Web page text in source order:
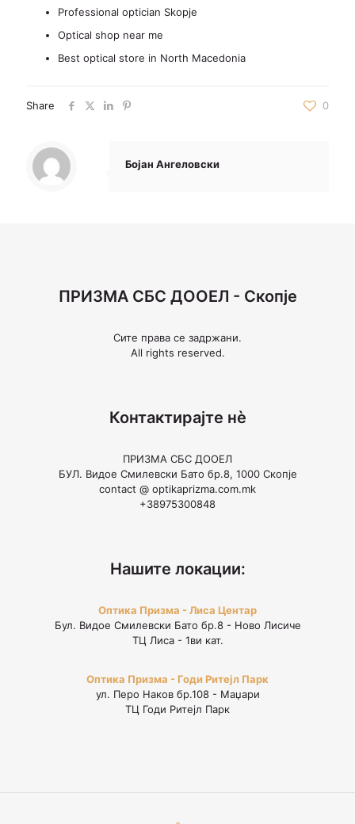
Professional optician Skopje
Optical shop near me
Best optical store in North Macedonia
Share 0
Бојан Ангеловски
ПРИЗМА СБС ДООЕЛ - Скопје
Сите права се задржани.
All rights reserved.
Контактирајте нѐ
ПРИЗМА СБС ДООЕЛ
БУЛ. Видое Смилевски Бато бр.8, 1000 Скопје
contact @ optikaprizma.com.mk
+38975300848
Нашите локации:
Оптика Призма - Лиса Центар
Бул. Видое Смилевски Бато бр.8 - Ново Лисиче
ТЦ Лиса - 1ви кат.
Оптика Призма - Годи Ритејл Парк
ул. Перо Наков бр.108 - Маџари
ТЦ Годи Ритејл Парк